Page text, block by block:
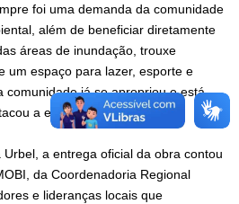
foi uma demanda da comunidade
além de beneficiar diretamente
áreas de inundação, trouxe
um espaço para lazer, esporte e
comunidade já se apropriou e está
a engenheira.
a entrega oficial da obra contou
da Coordenadoria Regional
e lideranças locais que